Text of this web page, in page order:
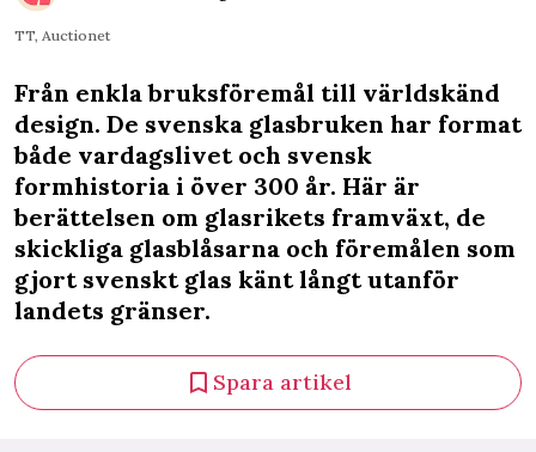
TT, Auctionet
Från enkla bruksföremål till världskänd
design. De svenska glasbruken har format
både vardagslivet och svensk
formhistoria i över 300 år. Här är
berättelsen om glasrikets framväxt, de
skickliga glasblåsarna och föremålen som
gjort svenskt glas känt långt utanför
landets gränser.
Spara artikel